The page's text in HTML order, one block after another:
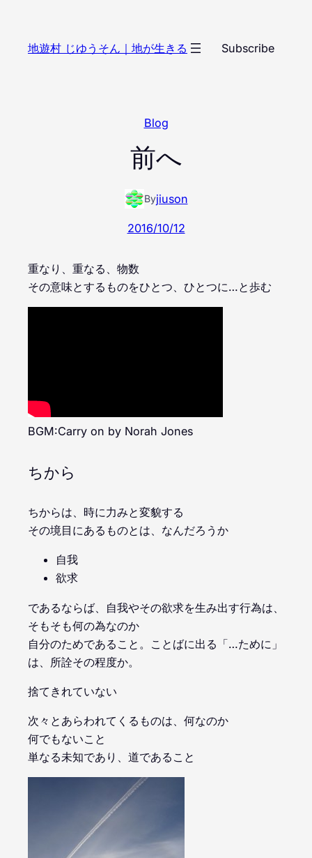
地遊村 じゆうそん｜地が生きる Subscribe
Blog
前へ
Byjiuson
2016/10/12
重なり、重なる、物数
その意味とするものをひとつ、ひとつに…と歩む
BGM:Carry on by Norah Jones
ちから
ちからは、時に力みと変貌する
その境目にあるものとは、なんだろうか
自我
欲求
であるならば、自我やその欲求を生み出す行為は、
そもそも何の為なのか
自分のためであること。ことばに出る「…ために」
は、所詮その程度か。
捨てきれていない
次々とあらわれてくるものは、何なのか
何でもないこと
単なる未知であり、道であること